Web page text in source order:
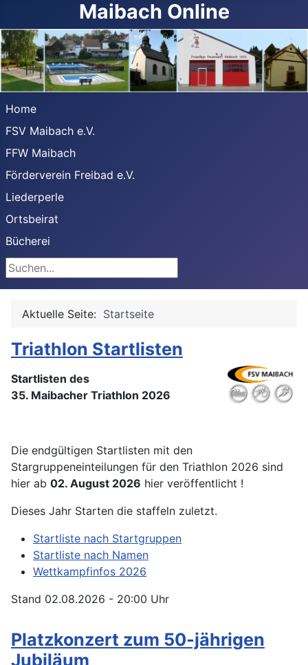
Maibach Online
Home
FSV Maibach e.V.
FFW Maibach
Förderverein Freibad e.V.
Liederperle
Ortsbeirat
Bücherei
Suchen
Aktuelle Seite: Startseite
Triathlon Startlisten
Startlisten des
35. Maibacher Triathlon 2026
Die endgültigen Startlisten mit den
Stargruppeneinteilungen für den Triathlon 2026 sind
hier ab 02. August 2026 hier veröffentlicht !
Dieses Jahr Starten die staffeln zuletzt.
Startliste nach Startgruppen
Startliste nach Namen
Wettkampfinfos 2026
Stand 02.08.2026 - 20:00 Uhr
Platzkonzert zum 50-jährigen
Jubiläum